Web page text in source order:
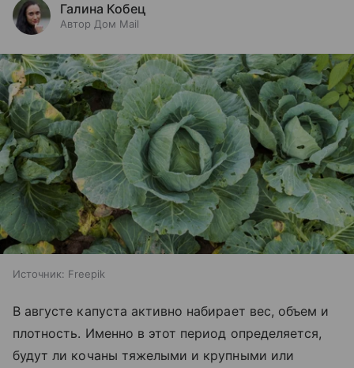
Галина Кобец
Автор Дом Mail
Источник: Freepik
В августе капуста активно набирает вес, объем и
плотность. Именно в этот период определяется,
будут ли кочаны тяжелыми и крупными или